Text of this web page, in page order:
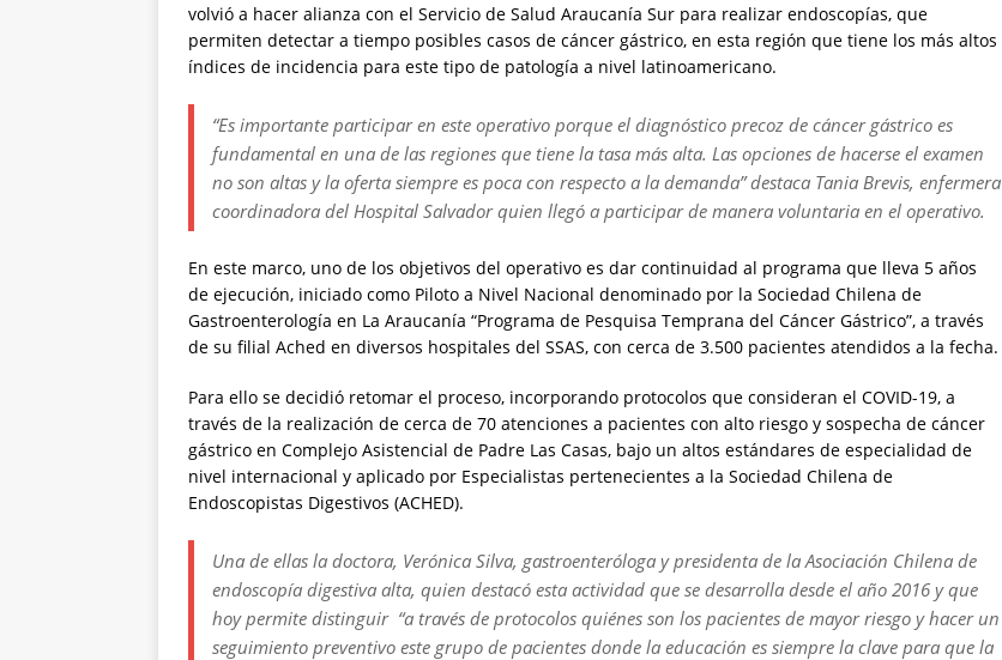
volvió a hacer alianza con el Servicio de Salud Araucanía Sur para realizar endoscopías, que
permiten detectar a tiempo posibles casos de cáncer gástrico, en esta región que tiene los más altos
índices de incidencia para este tipo de patología a nivel latinoamericano.
“Es importante participar en este operativo porque el diagnóstico precoz de cáncer gástrico es
fundamental en una de las regiones que tiene la tasa más alta. Las opciones de hacerse el examen
no son altas y la oferta siempre es poca con respecto a la demanda” destaca Tania Brevis, enfermera
coordinadora del Hospital Salvador quien llegó a participar de manera voluntaria en el operativo.
En este marco, uno de los objetivos del operativo es dar continuidad al programa que lleva 5 años
de ejecución, iniciado como Piloto a Nivel Nacional denominado por la Sociedad Chilena de
Gastroenterología en La Araucanía “Programa de Pesquisa Temprana del Cáncer Gástrico”, a través
de su filial Ached en diversos hospitales del SSAS, con cerca de 3.500 pacientes atendidos a la fecha.
Para ello se decidió retomar el proceso, incorporando protocolos que consideran el COVID-19, a
través de la realización de cerca de 70 atenciones a pacientes con alto riesgo y sospecha de cáncer
gástrico en Complejo Asistencial de Padre Las Casas, bajo un altos estándares de especialidad de
nivel internacional y aplicado por Especialistas pertenecientes a la Sociedad Chilena de
Endoscopistas Digestivos (ACHED).
Una de ellas la doctora, Verónica Silva, gastroenteróloga y presidenta de la Asociación Chilena de
endoscopía digestiva alta, quien destacó esta actividad que se desarrolla desde el año 2016 y que
hoy permite distinguir “a través de protocolos quiénes son los pacientes de mayor riesgo y hacer un
seguimiento preventivo este grupo de pacientes donde la educación es siempre la clave para que la